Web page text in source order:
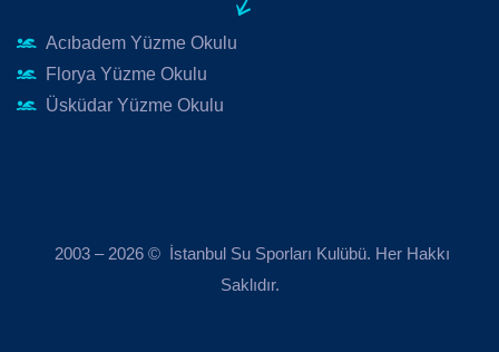
Acıbadem Yüzme Okulu
Florya Yüzme Okulu
Üsküdar Yüzme Okulu
2003 – 2026 © İstanbul Su Sporları Kulübü. Her Hakkı
Saklıdır.